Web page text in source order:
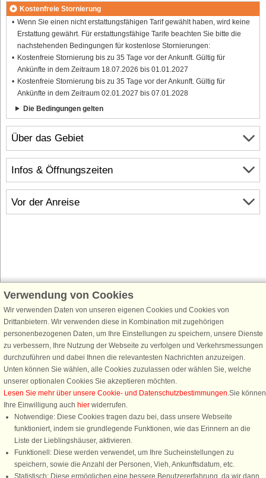
Über das Gebiet
Infos & Öffnungszeiten
Vor der Anreise
Kostenfreie Stornierung
Wenn Sie einen nicht erstattungsfähigen Tarif gewählt haben, wird keine
Erstattung gewährt. Für erstattungsfähige Tarife beachten Sie bitte die
nachstehenden Bedingungen für kostenlose Stornierungen:
Kostenfreie Stornierung bis zu 35 Tage vor der Ankunft. Gültig für
Ankünfte in dem Zeitraum 18.07.2026 bis 01.01.2027
Kostenfreie Stornierung bis zu 35 Tage vor der Ankunft. Gültig für
Ankünfte in dem Zeitraum 02.01.2027 bis 07.01.2028
Die Bedingungen gelten
Schließen Sie sich 100.000 Ferienhaus-Fans an
Erhalten Sie einenWillkommensgutschein von 25 € für Ihren nächsten
Ferienhausurlaub - melden Sie sich einfach für den DanCenter Newsletter
an. Verpassen Sie nie wieder exklusive Angebote, Gewinnspiele und
Urlaubstipps!
Newsletter abonnieren
Verwendung von Cookies
Wir verwenden Daten von unseren eigenen Cookies und Cookies von
Drittanbietern. Wir verwenden diese in Kombination mit zugehörigen
personenbezogenen Daten, um Ihre Einstellungen zu speichern, unsere Dienste
zu verbessern, Ihre Nutzung der Webseite zu verfolgen und Verkehrsmessungen
durchzuführen und dabei Ihnen die relevantesten Nachrichten anzuzeigen.
Unten können Sie wählen, alle Cookies zuzulassen oder wählen Sie, welche
unserer optionalen Cookies Sie akzeptieren möchten.
Lesen Sie mehr über unsere Cookie- und Datenschutzbestimmungen.Sie können
Ihre Einwilligung auch hier widerrufen.
Notwendige: Diese Cookies tragen dazu bei, dass unsere Webseite
funktioniert, indem sie grundlegende Funktionen, wie das Erinnern an die
Liste der Lieblingshäuser, aktivieren.
Funktionell: Diese werden verwendet, um Ihre Sucheinstellungen zu
speichern, sowie die Anzahl der Personen, Vieh, Ankunftsdatum, etc.
Statistisch: Diese ermöglichen eine bessere Benutzererfahrung, da wir dann